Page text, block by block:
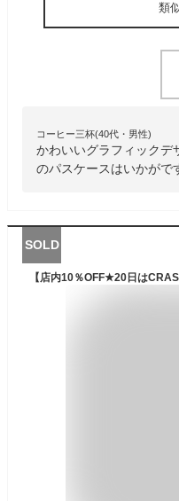
類
コーヒー三杯(40代・男性)
かわいいグラフィックデ
のパスケースはいかがで
SOLD